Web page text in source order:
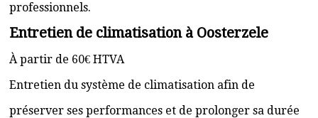
professionnels.
Entretien de climatisation à Oosterzele
À partir de 60€ HTVA
Entretien du système de climatisation afin de
préserver ses performances et de prolonger sa durée